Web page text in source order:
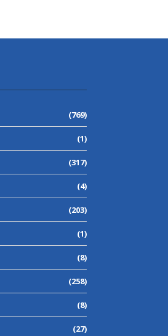
(769)
(1)
(317)
(4)
(203)
(1)
(8)
(258)
(8)
(27)